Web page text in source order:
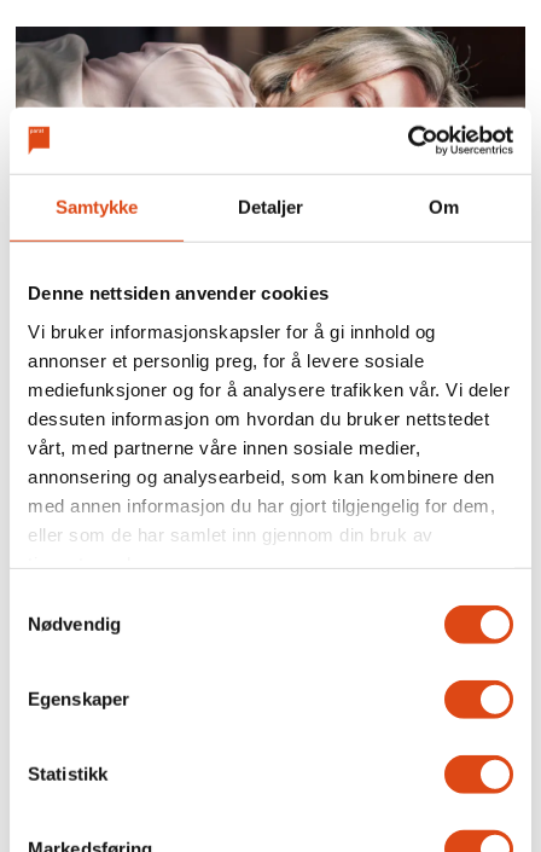
Samtykke Detaljer Om
Denne nettsiden anvender cookies
Vi bruker informasjonskapsler for å gi innhold og
annonser et personlig preg, for å levere sosiale
mediefunksjoner og for å analysere trafikken vår. Vi deler
dessuten informasjon om hvordan du bruker nettstedet
vårt, med partnerne våre innen sosiale medier,
annonsering og analysearbeid, som kan kombinere den
med annen informasjon du har gjort tilgjengelig for dem,
eller som de har samlet inn gjennom din bruk av
Nødvendig
Egenskaper
Statistikk
På høygir gjennom natten
Brudd i forhandlingene
for privat barnevern og
ideelle organisasjoner